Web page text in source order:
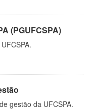
(PGUFCSPA)
gestão da UFCSPA.